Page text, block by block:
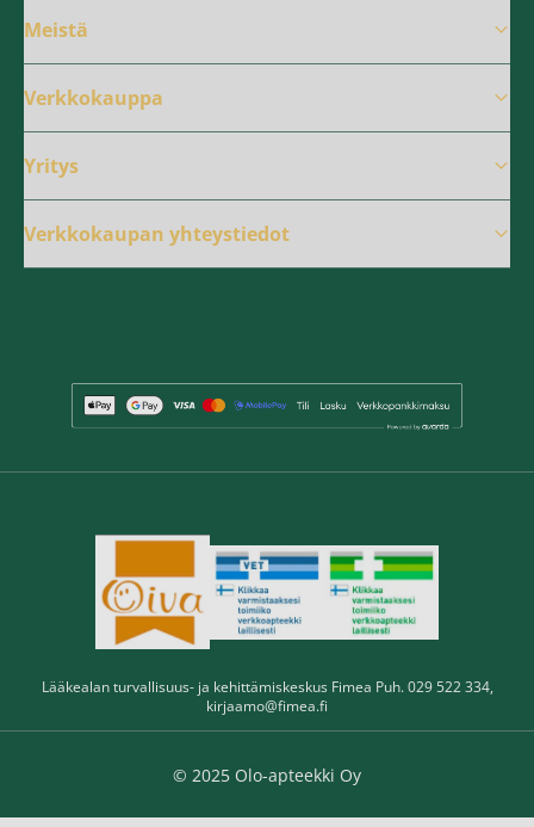
Meistä
Verkkokauppa
Yritys
Verkkokaupan yhteystiedot
Lääkealan turvallisuus- ja kehittämiskeskus Fimea Puh. 029 522 334,
kirjaamo@fimea.fi
© 2025 Olo-apteekki Oy